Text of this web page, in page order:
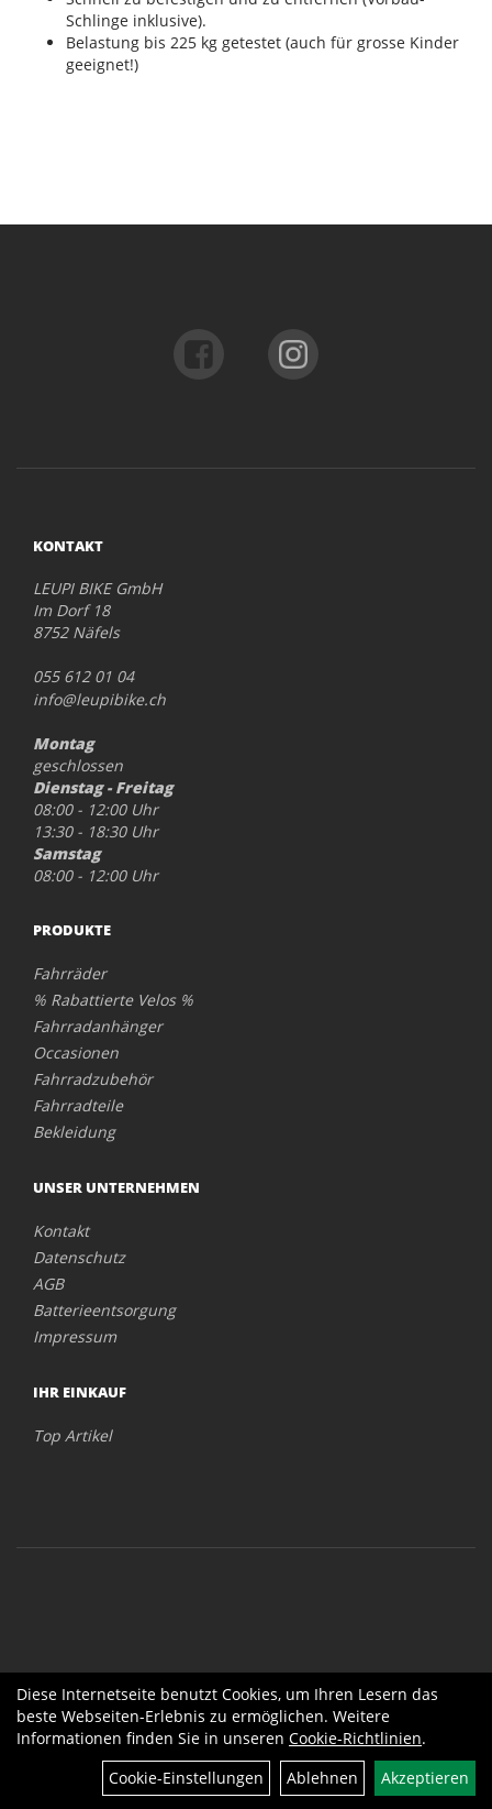
Schlinge inklusive).
Belastung bis 225 kg getestet (auch für grosse Kinder
geeignet!)
KONTAKT
LEUPI BIKE GmbH
Im Dorf 18
8752 Näfels
055 612 01 04
info@leupibike.ch
Montag
geschlossen
Dienstag - Freitag
08:00 - 12:00 Uhr
13:30 - 18:30 Uhr
Samstag
08:00 - 12:00 Uhr
PRODUKTE
Fahrräder
% Rabattierte Velos %
Fahrradanhänger
Occasionen
Fahrradzubehör
Fahrradteile
Bekleidung
UNSER UNTERNEHMEN
Kontakt
Datenschutz
AGB
Batterieentsorgung
Impressum
IHR EINKAUF
Top Artikel
Diese Internetseite benutzt Cookies, um Ihren Lesern das
beste Webseiten-Erlebnis zu ermöglichen. Weitere
Informationen finden Sie in unseren Cookie-Richtlinien.
Cookie-Einstellungen
Ablehnen Akzeptieren